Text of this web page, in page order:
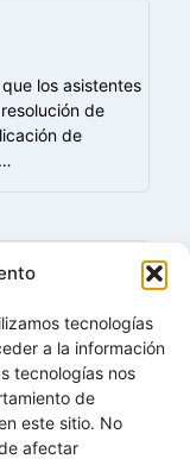
tecnologías
a la información
tecnologías nos
de
este sitio. No
afectar
los asistentes
de
de
puede
sus alumnos y